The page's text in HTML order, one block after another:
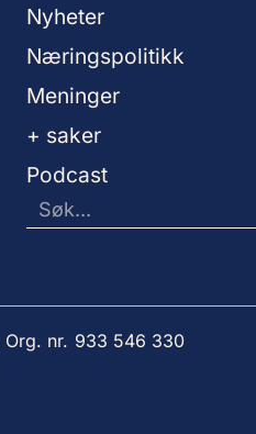
Nyheter
Næringspolitikk
Meninger
+ saker
Podcast
Org. nr. 933 546 330